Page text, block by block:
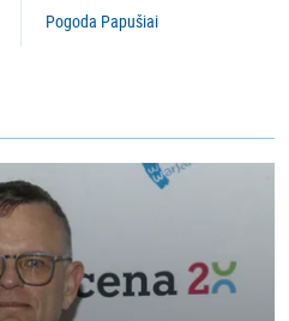
Pogoda Papušiai